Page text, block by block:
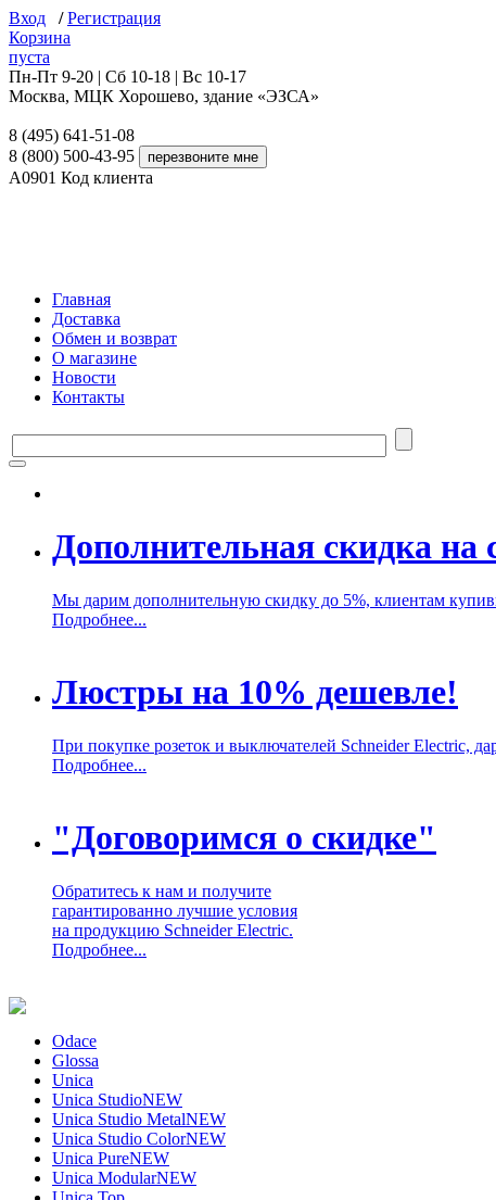
Вход / Регистрация
Корзина
пуста
Пн-Пт 9-20 | Сб 10-18 | Вс 10-17
Москва, МЦК Хорошево, здание «ЭЗСА»
8 (495) 641-51-08
8 (800) 500-43-95
A0901 Код клиента
Главная
Доставка
Обмен и возврат
О магазине
Новости
Контакты
Дополнительная скидка на
Мы дарим дополнительную скидку до 5%, клиентам
Подробнее...
Люстры на 10% дешевле!
При покупке розеток и выключателей Schneider Electric,
Подробнее...
"Договоримся о скидке"
Обратитесь к нам и получите
гарантированно лучшие условия
на продукцию Schneider Electric.
Подробнее...
Odace
Glossa
Unica
Unica StudioNEW
Unica Studio MetalNEW
Unica Studio ColorNEW
Unica PureNEW
Unica ModularNEW